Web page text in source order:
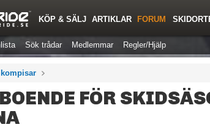
KÖP & SÄLJ ARTIKLAR FORUM
Sök trådar Medlemmar Regler/Hjälp
FÖR